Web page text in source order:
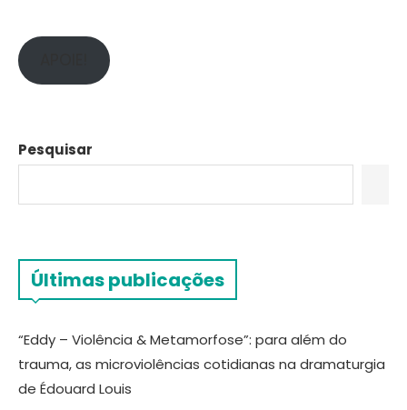
Pesquisar
Últimas publicações
“Eddy – Violência & Metamorfose”: para além do
trauma, as microviolências cotidianas na dramaturgia
de Édouard Louis